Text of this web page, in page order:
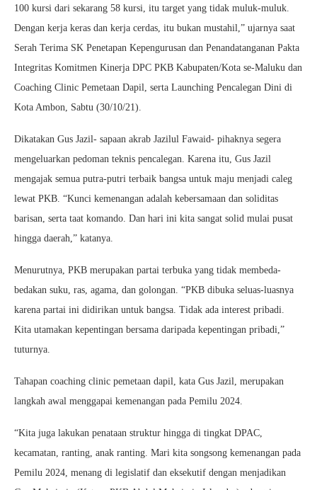
100 kursi dari sekarang 58 kursi, itu target yang tidak muluk-muluk.
Dengan kerja keras dan kerja cerdas, itu bukan mustahil,” ujarnya saat
Serah Terima SK Penetapan Kepengurusan dan Penandatanganan Pakta
Integritas Komitmen Kinerja DPC PKB Kabupaten/Kota se-Maluku dan
Coaching Clinic Pemetaan Dapil, serta Launching Pencalegan Dini di
Kota Ambon, Sabtu (30/10/21).
Dikatakan Gus Jazil- sapaan akrab Jazilul Fawaid- pihaknya segera
mengeluarkan pedoman teknis pencalegan. Karena itu, Gus Jazil
mengajak semua putra-putri terbaik bangsa untuk maju menjadi caleg
lewat PKB. “Kunci kemenangan adalah kebersamaan dan soliditas
barisan, serta taat komando. Dan hari ini kita sangat solid mulai pusat
hingga daerah,” katanya.
Menurutnya, PKB merupakan partai terbuka yang tidak membeda-
bedakan suku, ras, agama, dan golongan. “PKB dibuka seluas-luasnya
karena partai ini didirikan untuk bangsa. Tidak ada interest pribadi.
Kita utamakan kepentingan bersama daripada kepentingan pribadi,”
tuturnya.
Tahapan coaching clinic pemetaan dapil, kata Gus Jazil, merupakan
langkah awal menggapai kemenangan pada Pemilu 2024.
“Kita juga lakukan penataan struktur hingga di tingkat DPAC,
kecamatan, ranting, anak ranting. Mari kita songsong kemenangan pada
Pemilu 2024, menang di legislatif dan eksekutif dengan menjadikan